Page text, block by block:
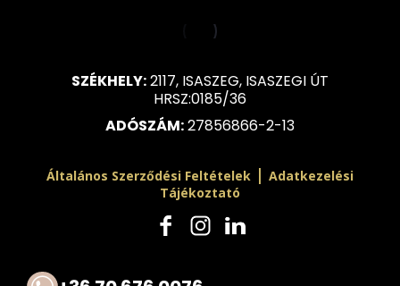
SZÉKHELY:2117, ISASZEG, ISASZEGI ÚT
HRSZ:0185/36
ADÓSZÁM:27856866-2-13
Általános Szerződési Feltételek | Adatkezelési
Tájékoztató